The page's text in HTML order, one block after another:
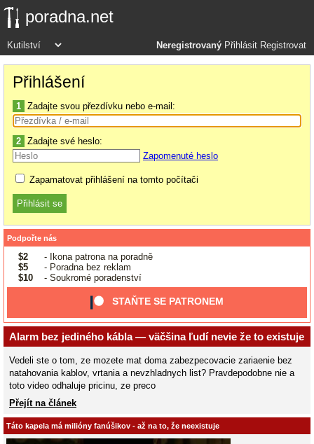
poradna.net
Neregistrovaný Přihlásit Registrovat
Přihlášení
1 Zadajte svou přezdívku nebo e-mail:
2 Zadajte své heslo:
Zapomenuté heslo
Zapamatovat přihlášení na tomto počítači
Podpořte nás
$2
- Ikona patrona na poradně
$5
- Poradna bez reklam
$10
- Soukromé poradenství
STAŇTE SE PATRONEM
Alarm bez jediného kábla — väčšina ľudí nevie že to existuje
Vedeli ste o tom, ze mozete mat doma zabezpecovacie zariaenie bez
natahovania kablov, vrtania a nevzhladnych list? Pravdepodobne nie a
toto video odhaluje pricinu, ze preco
Přejít na článek
Táto kapela má milióny fanúšikov - až na to, že neexistuje